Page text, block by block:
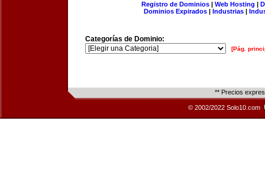
Registro de Dominios| Web Hosting |
Dominios Expirados | Industrias |
Categorías de Dominio:
[Pág.
** Precios
© 2002/2022 Solo10.com